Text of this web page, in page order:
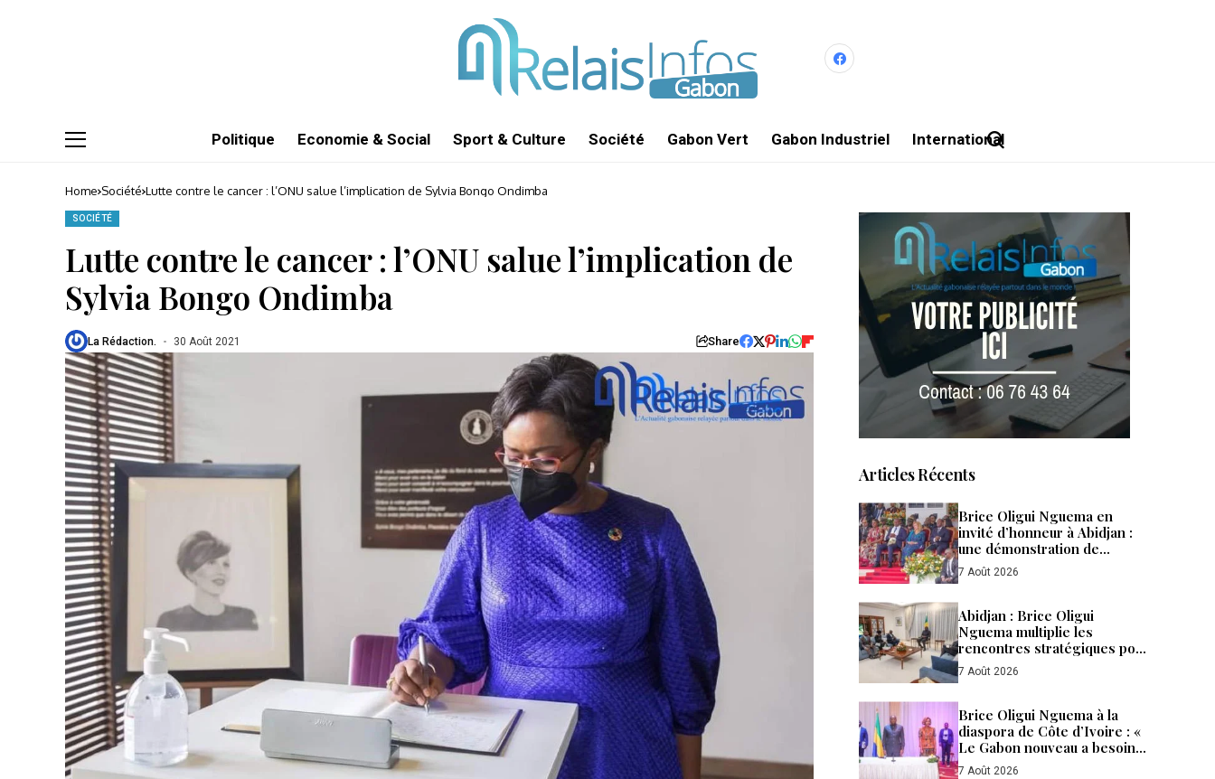
Politique Economie & Social Sport & Culture Société Gabon Vert Gabon Industriel International
Home Société Lutte contre le cancer : l’ONU salue l’implication de Sylvia Bongo Ondimba
SOCIÉTÉ
Lutte contre le cancer : l’ONU salue l’implication de
Sylvia Bongo Ondimba
La Rédaction. 30 Août 2021 Share
Articles Récents
Brice Oligui Nguema en
invité d’honneur à Abidjan :
une démonstration de
confiance, de puissance et de
fraternité entre le Gabon et la
7 Août 2026
Abidjan : Brice Oligui
Nguema multiplie les
rencontres stratégiques pour
accélérer les
investissements et renforcer
Gabon
7 Août 2026
Brice Oligui Nguema à la
diaspora de Côte d’Ivoire : «
Le Gabon nouveau a besoin
de tous ses enfants »
7 Août 2026